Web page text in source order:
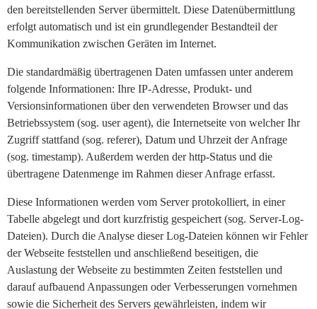
den bereitstellenden Server übermittelt. Diese Datenübermittlung
erfolgt automatisch und ist ein grundlegender Bestandteil der
Kommunikation zwischen Geräten im Internet.
Die standardmäßig übertragenen Daten umfassen unter anderem
folgende Informationen: Ihre IP-Adresse, Produkt- und
Versionsinformationen über den verwendeten Browser und das
Betriebssystem (sog. user agent), die Internetseite von welcher Ihr
Zugriff stattfand (sog. referer), Datum und Uhrzeit der Anfrage
(sog. timestamp). Außerdem werden der http-Status und die
übertragene Datenmenge im Rahmen dieser Anfrage erfasst.
Diese Informationen werden vom Server protokolliert, in einer
Tabelle abgelegt und dort kurzfristig gespeichert (sog. Server-Log-
Dateien). Durch die Analyse dieser Log-Dateien können wir Fehler
der Webseite feststellen und anschließend beseitigen, die
Auslastung der Webseite zu bestimmten Zeiten feststellen und
darauf aufbauend Anpassungen oder Verbesserungen vornehmen
sowie die Sicherheit des Servers gewährleisten, indem wir